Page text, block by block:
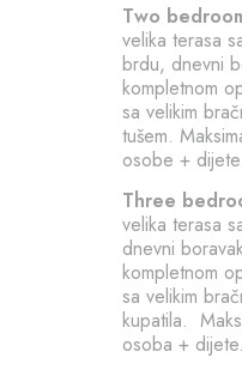
Two
velika terasa
brdu, dnevni
kompletnom
sa velikim
tušem.
osobe + dijete.
Three
velika terasa
dnevni
kompletnom
sa velikim
kupatila.
osoba + dijete.